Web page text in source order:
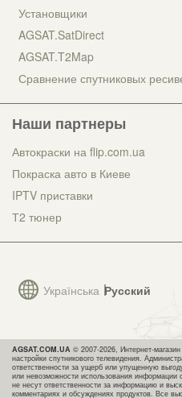
Українська Русский
Установщики
AGSAT.SatDirect
AGSAT.T2Map
Сравнение спутниковых
Наши партнеры
Автокраски на flip.com.ua
Покраска авто в Киеве
IPTV приставки
Т2 тюнер
AGSAT.COM.UA © 2007-2026, Интернет-
настройки спутникового телевидения.
ответственности за ущерб или упущенную
или невозможности использования информации
не несут ответственности за информацию и
комментариях и обсуждениях продуктов. Все